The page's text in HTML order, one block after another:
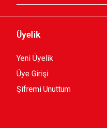
Üyelik
Yeni Üyelik
Üye Girişi
Şifremi Unuttum